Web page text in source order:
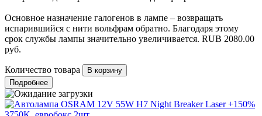
Основное назначение галогенов в лампе – возвращать
испарившийся с нити вольфрам обратно. Благодаря этому
срок службы лампы значительно увеличивается. RUB 2080.00
руб.
Количество товара
Подробнее